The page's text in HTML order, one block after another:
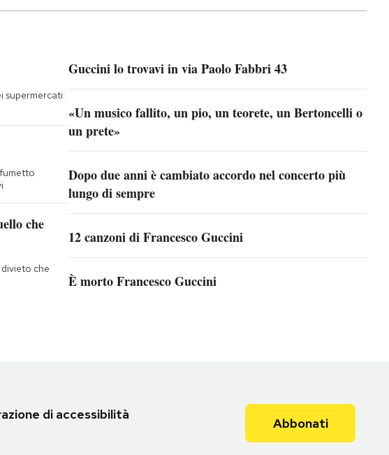
supermercati:
che
che
Guccini lo trovavi in via Paolo Fabbri 43
«Un musico fallito, un pio, un teorete, un Bertoncelli o
un prete»
Dopo due anni è cambiato accordo nel concerto più
lungo di sempre
12 canzoni di Francesco Guccini
È morto Francesco Guccini
di accessibilità
Abbonati